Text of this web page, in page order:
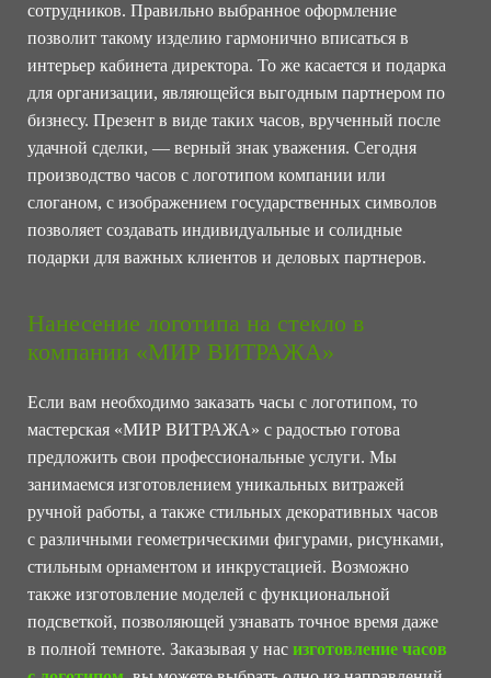
сотрудников. Правильно выбранное оформление
позволит такому изделию гармонично вписаться в
интерьер кабинета директора. То же касается и подарка
для организации, являющейся выгодным партнером по
бизнесу. Презент в виде таких часов, врученный после
удачной сделки, — верный знак уважения. Сегодня
производство часов с логотипом компании или
слоганом, с изображением государственных символов
позволяет создавать индивидуальные и солидные
подарки для важных клиентов и деловых партнеров.
Нанесение логотипа на стекло в
компании «МИР ВИТРАЖА»
Если вам необходимо заказать часы с логотипом, то
мастерская «МИР ВИТРАЖА» с радостью готова
предложить свои профессиональные услуги. Мы
занимаемся изготовлением уникальных витражей
ручной работы, а также стильных декоративных часов
с различными геометрическими фигурами, рисунками,
стильным орнаментом и инкрустацией. Возможно
также изготовление моделей с функциональной
подсветкой, позволяющей узнавать точное время даже
в полной темноте. Заказывая у нас изготовление часов